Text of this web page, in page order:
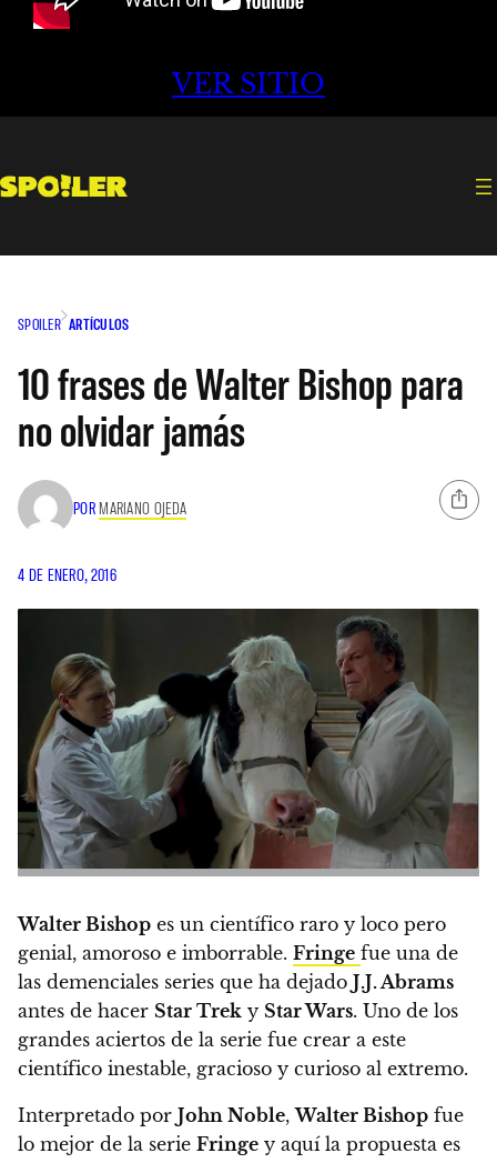
VER SITIO
SPOILER ARTÍCULOS
10 frases de Walter Bishop para
no olvidar jamás
POR MARIANO OJEDA
4 DE ENERO, 2016
Walter Bishop es un científico raro y loco pero
genial, amoroso e imborrable. Fringe fue una de
las demenciales series que ha dejado J.J. Abrams
antes de hacer Star Trek y Star Wars. Uno de los
grandes aciertos de la serie fue crear a este
científico inestable, gracioso y curioso al extremo.
Interpretado por John Noble,Walter Bishop fue
lo mejor de la serie Fringe y aquí la propuesta es